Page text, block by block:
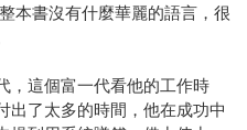
本書沒有什麼華麗的語言，很
，這個富一代看他的工作時
出了太多的時間，他在成功中